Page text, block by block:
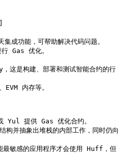
功能，可帮助解决代码问题。
Gas 优化。
建、部署和测试智能合约的行
内存等。
提供 Gas 优化合约。
象出堆栈的内部工作，同时仍向
感的应用程序才会使用 Huff，但